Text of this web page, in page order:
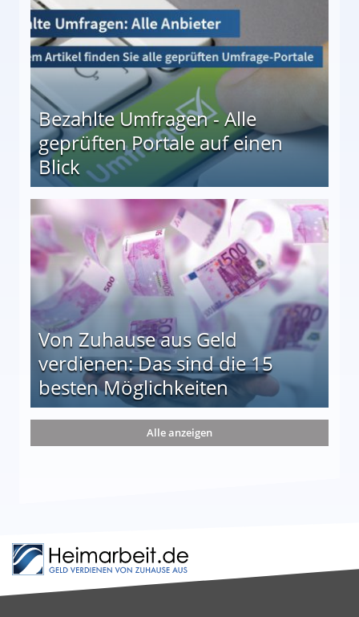
Bezahlte Umfragen - Alle
geprüften Portale auf einen
Blick
auf einen Blick
Von Zuhause aus Geld
verdienen: Das sind die 15
besten Möglichkeiten
die 15 besten Möglichkeiten
Alle anzeigen